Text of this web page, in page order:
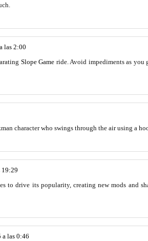
las 2:00
Slope Game ride. Avoid impediments as
character who swings through the air using a
19:29
to drive its popularity, creating new mods and
a las 0:46